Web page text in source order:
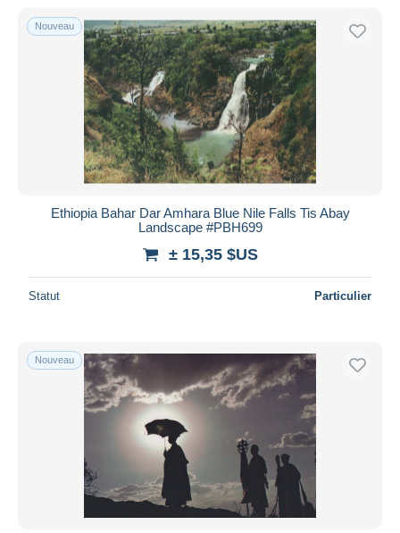
Nouveau
Ethiopia Bahar Dar Amhara Blue Nile Falls Tis Abay
Landscape #PBH699
± 15,35 $US
Statut Particulier
Nouveau